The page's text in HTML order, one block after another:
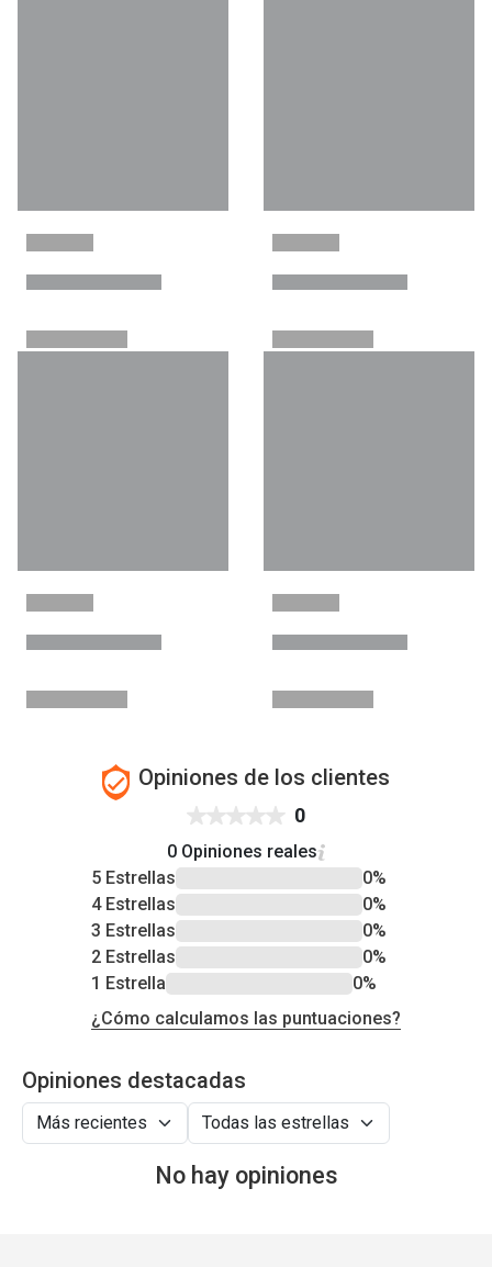
Opiniones de los clientes
0
0 Opiniones reales
5 Estrellas
0%
4 Estrellas
0%
3 Estrellas
0%
2 Estrellas
0%
1 Estrella
0%
¿Cómo calculamos las puntuaciones?
Opiniones destacadas
No hay opiniones